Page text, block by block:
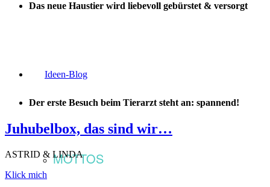
Ideen-Blog
MOTTOS
Das neue Haustier wird liebevoll gebürstet & versorgt
Der erste Besuch beim Tierarzt steht an: spannend!
Juhubelbox, das sind wir…
ASTRID & LINDA
Klick mich